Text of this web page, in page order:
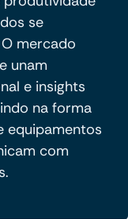
se
mercado
unam
e insights
na forma
equipamentos
com